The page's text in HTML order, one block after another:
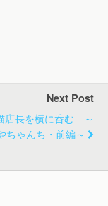
Next Post
店長を横に呑む ～
ちゃんち・前編～